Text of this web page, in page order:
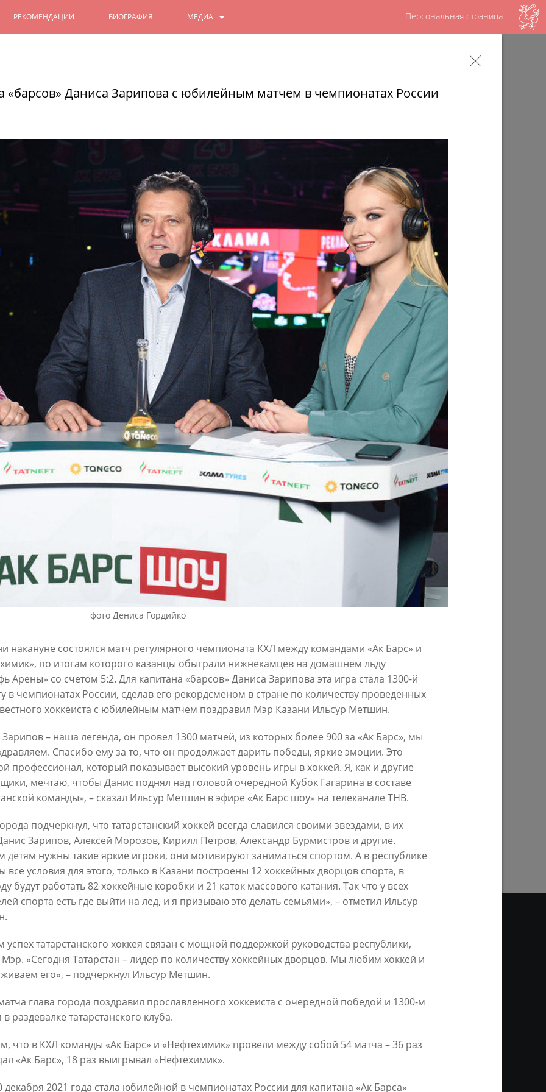
Персональная страница
РЕКОМЕНДАЦИИ БИОГРАФИЯ МЕДИА
Ильсур Метшин: «Ильгам Шакиров – достояние татарского народа,
В филармонии проходит концерт, посвященный памяти выдающегося исполнителя
ЧИТАТЬ ДАЛЕЕ
посетил выступление
театра сатиры «Мунча
Ильсур Метшин: «Этот праздник
дарит негасимый свет веры, надежды
и любви»
07/01/2024
Ильсур Метшин: «Благодаря вам
каждый житель и гость столицы
Татарстана чувствует себя в
безопасности»
10/11/2023
Ильсур Метшин: Казань не перестает
музыкальных событий
01/10/2023
Более 70 предприятий Татарстана
приняли участие в «Кроссе
посетил хоккейный
Мэр Казани посетил выставку
26/01/2023
Ильсур Метшин посетил премьерный
«Мустай»
18/10/2022
ПРЕДЫДУЩАЯ СТРАНИЦА
«барсов» Даниса Зарипова с юбилейным матчем в чемпионатах России
фото Дениса Гордийко
накануне состоялся матч регулярного чемпионата КХЛ между командами «Ак Барс» и
по итогам которого казанцы обыграли нижнекамцев на домашнем льду
Арены» со счетом 5:2. Для капитана «барсов» Даниса Зарипова эта игра стала 1300-й
в чемпионатах России, сделав его рекордсменом в стране по количеству проведенных
хоккеиста с юбилейным матчем поздравил Мэр Казани Ильсур Метшин.
– наша легенда, он провел 1300 матчей, из которых более 900 за «Ак Барс», мы
Спасибо ему за то, что он продолжает дарить победы, яркие эмоции. Это
профессионал, который показывает высокий уровень игры в хоккей. Я, как и другие
мечтаю, чтобы Данис поднял над головой очередной Кубок Гагарина в составе
команды», – сказал Ильсур Метшин в эфире «Ак Барс шоу» на телеканале ТНВ.
подчеркнул, что татарстанский хоккей всегда славился своими звездами, в их
Зарипов, Алексей Морозов, Кирилл Петров, Александр Бурмистров и другие.
детям нужны такие яркие игроки, они мотивируют заниматься спортом. А в республике
все условия для этого, только в Казани построены 12 хоккейных дворцов спорта, в
будут работать 82 хоккейные коробки и 21 каток массового катания. Так что у всех
спорта есть где выйти на лед, и я призываю это делать семьями», – отметил Ильсур
успех татарстанского хоккея связан с мощной поддержкой руководства республики,
«Сегодня Татарстан – лидер по количеству хоккейных дворцов. Мы любим хоккей и
его», – подчеркнул Ильсур Метшин.
глава города поздравил прославленного хоккеиста с очередной победой и 1300-м
раздевалке татарстанского клуба.
что в КХЛ команды «Ак Барс» и «Нефтехимик» провели между собой 54 матча – 36 раз
«Ак Барс», 18 раз выигрывал «Нефтехимик».
декабря 2021 года стала юбилейной в чемпионатах России для капитана «Ак Барса»
НОВОСТИ ФОТО
сайта Мэра Казани могут быть воспроизведены в любых средствах массовой информации, на серверах
иных носителях без каких-либо ограничений по объему и срокам публикации. Условием перепечатки и
на первоисточник (в случае копирования информации портала в сети Интернет - интерактивная
Мэрии Казани не требуется.